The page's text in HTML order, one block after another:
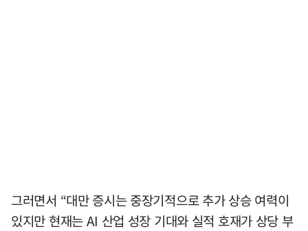
그러면서 “대만 증시는 중장기적으로 추가 상승 여력이
있지만 현재는 AI 산업 성장 기대와 실적 호재가 상당 부